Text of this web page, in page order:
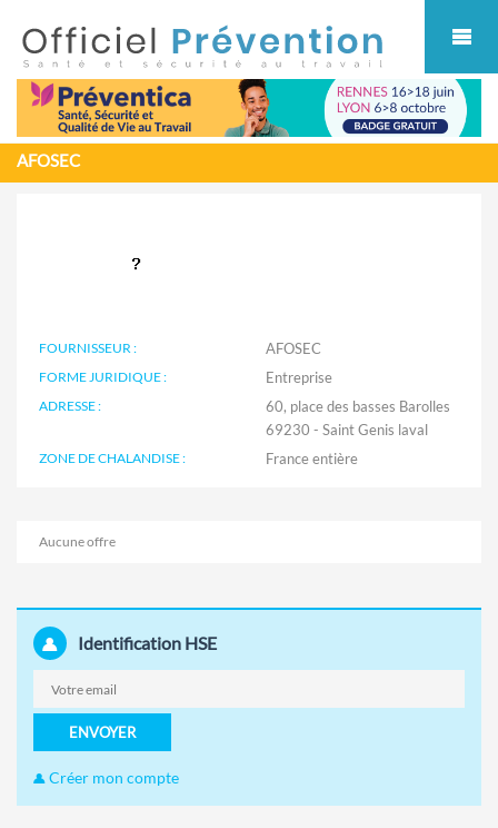
AFOSEC
FOURNISSEUR : AFOSEC
FORME JURIDIQUE : Entreprise
ADRESSE :
60, place des basses Barolles
69230 - Saint Genis laval
ZONE DE CHALANDISE :
Aucune offre
Identification HSE
ENVOYER
Créer mon compte